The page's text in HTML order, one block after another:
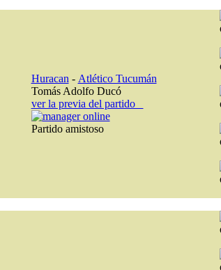
Huracan - Atlético Tucumán
Tomás Adolfo Ducó
ver la previa del partido
Partido amistoso